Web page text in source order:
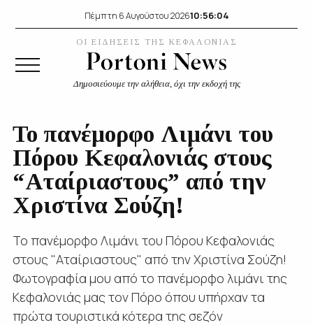
Πέμπτη 6 Αυγούστου 202610:56:05
ΟΙ ΕΙΔΗΣΕΙΣ ΤΗΣ ΚΕΦΑΛΟΝΙΑΣ
Δημοσιεύουμε την αλήθεια, όχι την εκδοχή της
Το πανέμορφο Λιμάνι του
Πόρου Κεφαλονιάς στους
“Αταίριαστους” από την
Χριστίνα Σούζη!
Το πανέμορφο Λιμάνι του Πόρου Κεφαλονιάς
στους "Αταίριαστους" από την Χριστίνα Σούζη!
Φωτογραφία μου από το πανέμορφο λιμάνι της
Κεφαλονιάς μας τον Πόρο όπου υπήρχαν τα
πρώτα τουριστικά κότερα της σεζόν